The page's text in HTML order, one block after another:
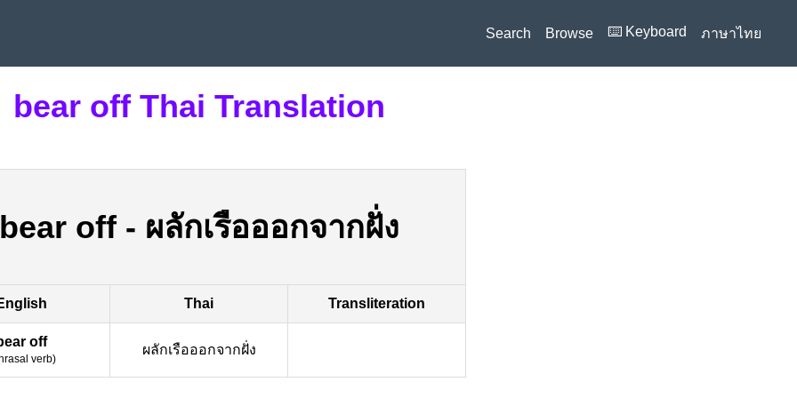
Search Browse ⌨️ Keyboard ภาษาไทย
bear off Thai Translation
bear off - ผลักเรือออกจากฝั่ง
Thai Transliteration
off
verb)
ผลักเรือออกจากฝั่ง